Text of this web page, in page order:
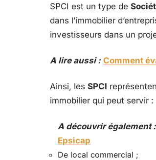
SPCI est un type de
dans l’immobilier
investisseurs dans un
A lire aussi : Comment
Ainsi, les SPCI
immobilier qui peut servir :
A découvrir également :
Epsicap
De local commercial ;